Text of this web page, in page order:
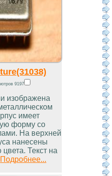
9197
изображена
имеет
форму со
На верхней
нанесены
Текст на
Подробнее...